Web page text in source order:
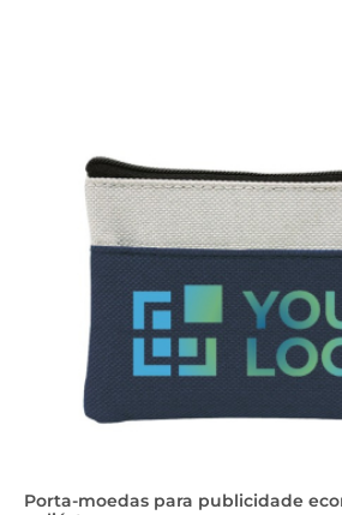
Porta-moedas para publicidade